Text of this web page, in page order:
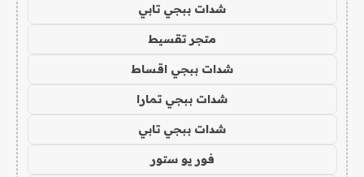
شدات ببجي تابي
متجر تقسيط
شدات ببجي اقساط
شدات ببجي تمارا
شدات ببجي تابي
فور يو ستور